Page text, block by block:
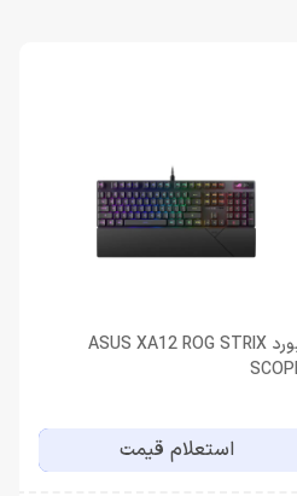
کیبورد ASUS XA12 ROG STRIX
استعلام قیمت